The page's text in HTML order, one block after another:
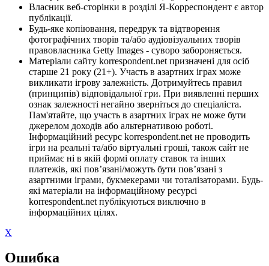
Власник веб-сторінки в розділі Я-Корреспондент є автор
публікації.
Будь-яке копіювання, передрук та відтворення
фотографічних творів та/або аудіовізуальних творів
правовласника Getty Images - суворо забороняється.
Матеріали сайту korrespondent.net призначені для осіб
старше 21 року (21+). Участь в азартних іграх може
викликати ігрову залежність. Дотримуйтесь правил
(принципів) відповідальної гри. При виявленні перших
ознак залежності негайно зверніться до спеціаліста.
Пам'ятайте, що участь в азартних іграх не може бути
джерелом доходів або альтернативою роботі.
Інформаційний ресурс korrespondent.net не проводить
ігри на реальні та/або віртуальні гроші, також сайт не
приймає ні в якій формі оплату ставок та інших
платежів, які пов’язані/можуть бути пов’язані з
азартними іграми, букмекерами чи тоталізаторами. Будь-
які матеріали на інформаційному ресурсі
korrespondent.net публікуються виключно в
інформаційних цілях.
X
Ошибка